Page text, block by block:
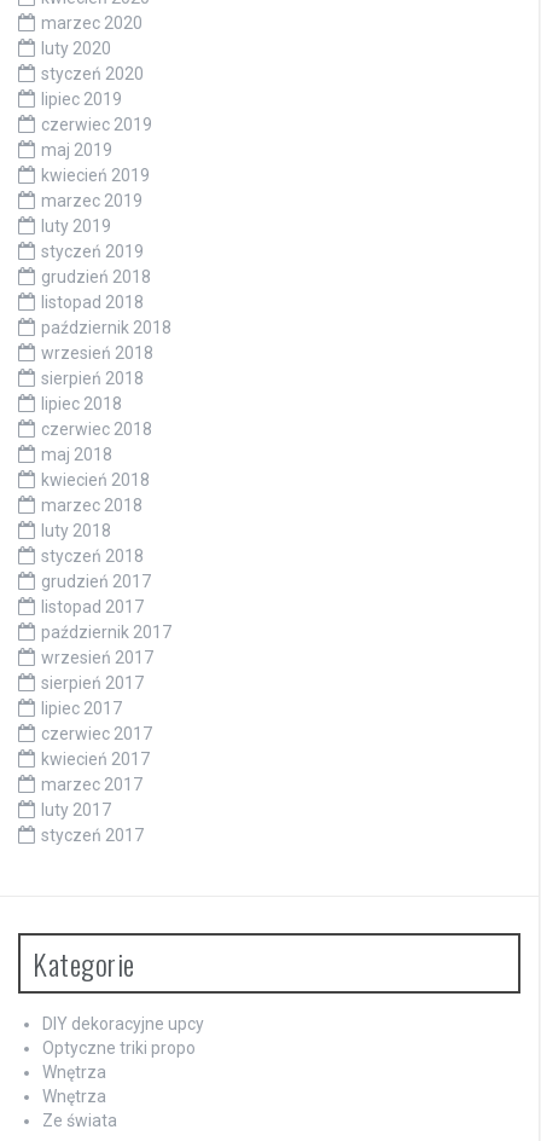
marzec 2020
luty 2020
styczeń 2020
lipiec 2019
czerwiec 2019
maj 2019
kwiecień 2019
marzec 2019
luty 2019
styczeń 2019
grudzień 2018
listopad 2018
październik 2018
wrzesień 2018
sierpień 2018
lipiec 2018
czerwiec 2018
maj 2018
kwiecień 2018
marzec 2018
luty 2018
styczeń 2018
grudzień 2017
listopad 2017
październik 2017
wrzesień 2017
sierpień 2017
lipiec 2017
czerwiec 2017
kwiecień 2017
marzec 2017
luty 2017
styczeń 2017
Kategorie
DIY dekoracyjne upcy
Optyczne triki propo
Wnętrza
Wnętrza
Ze świata